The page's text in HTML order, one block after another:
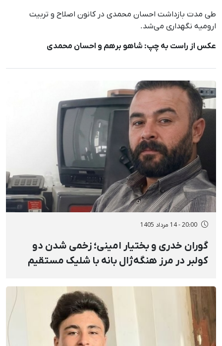
طی مدت بازداشت احسان محمدی در کانون اصلاح و تربیت
ارومیە نگهداری می‌شد.
عکس از راست به چپ: شاهو برهم و احسان محمدی
20:00 - 14 مرداد 1405
گوران خدری و بختیار امینی؛ زخمی شدن دو
کولبر در مرز هنگه‌ژال بانه با شلیک مستقیم